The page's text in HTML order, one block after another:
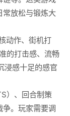
常放松与锻炼大
动作、街机打
的打击感、流畅
浸感十足的感官
）、回合制策
争。玩家需要调